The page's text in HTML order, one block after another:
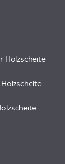
Holzscheite